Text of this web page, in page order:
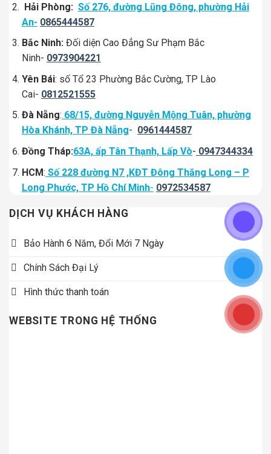
Hải Phòng: Số 276, đường Lũng Đông, phường Hải
An- 0865444587
Bắc Ninh: Đối diện Cao Đẳng Sư Phạm Bắc
Ninh- 0973904221
Yên Bái: số Tổ 23 Phường Bắc Cường, TP Lào
Cai- 0812521555
Đà Nẵng: 68/15, đường Nguyễn Mộng Tuân, phường
Hòa Khánh, TP Đà Nẵng- 0961444587
Đồng Tháp:63A, ấp Tân Thạnh, Lấp Vò- 0947344334
HCM: Số 228 đường N7 ,KĐT Đông Thăng Long – P
Long Phước, TP Hồ Chí Minh- 0972534587
DỊCH VỤ KHÁCH HÀNG
Bảo Hành 6 Năm, Đổi Mới 7 Ngày
Chính Sách Đại Lý
Hình thức thanh toán
WEBSITE TRONG HỆ THỐNG